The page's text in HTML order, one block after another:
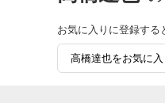
お気に入りに登録する
高橋達也をお気に